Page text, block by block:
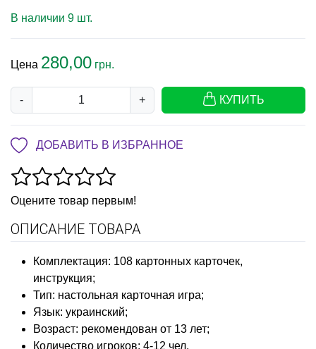
В наличии 9 шт.
Цена 280,00 грн.
- + КУПИТЬ
ДОБАВИТЬ В ИЗБРАННОЕ
Оцените товар первым!
ОПИСАНИЕ ТОВАРА
Комплектация: 108 картонных карточек,
инструкция;
Тип: настольная карточная игра;
Язык: украинский;
Возраст: рекомендован от 13 лет;
Количество игроков: 4-12 чел.